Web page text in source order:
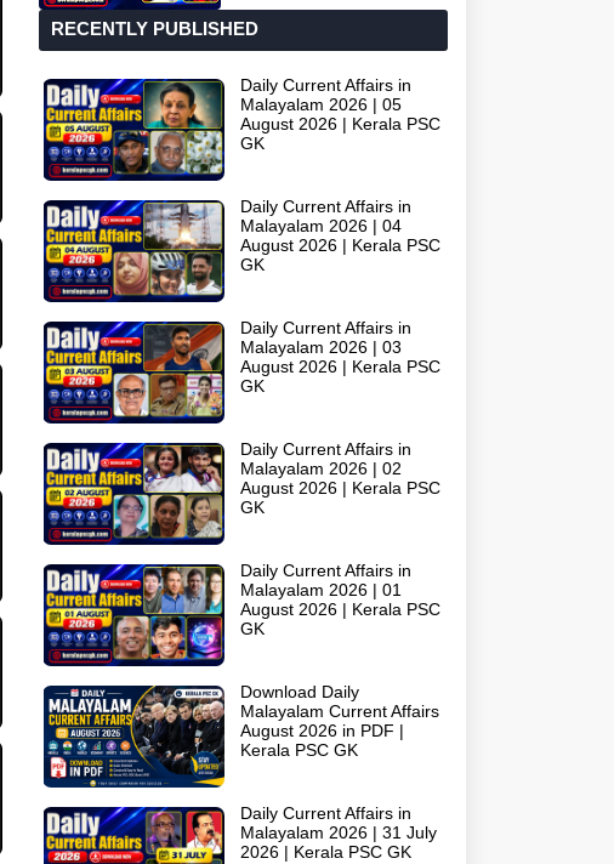
RECENTLY PUBLISHED
Daily Current Affairs in
Malayalam 2026 | 05
August 2026 | Kerala PSC
GK
Daily Current Affairs in
Malayalam 2026 | 04
August 2026 | Kerala PSC
GK
Daily Current Affairs in
Malayalam 2026 | 03
August 2026 | Kerala PSC
GK
Daily Current Affairs in
Malayalam 2026 | 02
August 2026 | Kerala PSC
GK
Daily Current Affairs in
Malayalam 2026 | 01
August 2026 | Kerala PSC
GK
Download Daily
Malayalam Current Affairs
August 2026 in PDF |
Kerala PSC GK
Daily Current Affairs in
Malayalam 2026 | 31 July
2026 | Kerala PSC GK